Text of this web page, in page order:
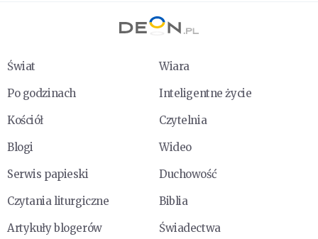
Świat
Wiara
Po godzinach
Inteligentne życie
Kościół
Czytelnia
Blogi
Wideo
Serwis papieski
Duchowość
Czytania liturgiczne
Biblia
Artykuły blogerów
Świadectwa